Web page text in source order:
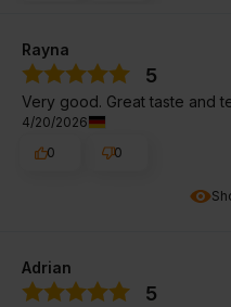
Rayna
5
Very good. Great taste and
4/20/2026
0
0
Adrian
5